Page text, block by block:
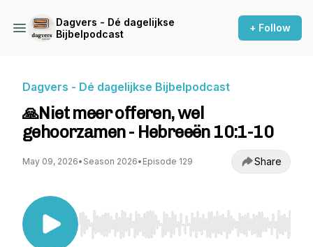
Dagvers - Dé dagelijkse
Bijbelpodcast
+ Follow
Dagvers - Dé dagelijkse Bijbelpodcast
🙏Niet meer offeren, wel
gehoorzamen - Hebreeën 10:1-10
May 09, 2026• Season 2026• Episode 129 Share
Use Left/Right to seek, Home/End to jump to